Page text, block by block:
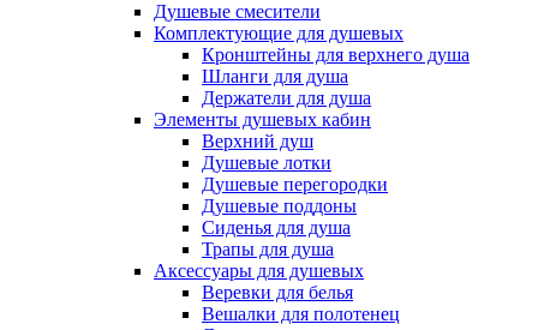
Душевые смесители
Комплектующие для душевых
Кронштейны для верхнего душа
Шланги для душа
Держатели для душа
Элементы душевых кабин
Верхний душ
Душевые лотки
Душевые перегородки
Душевые поддоны
Сиденья для душа
Трапы для душа
Аксессуары для душевых
Веревки для белья
Вешалки для полотенец